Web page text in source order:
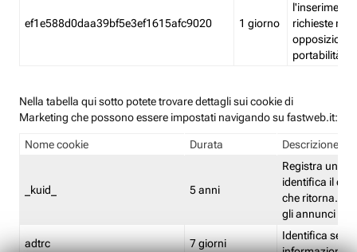
ef1e588d0daa39bf5e3ef1615afc9020 1 giorno
l'inserimento
richieste
opposizione
portabilità
Nella tabella qui sotto potete trovare dettagli sui cookie di
Marketing che possono essere impostati navigando su fastweb.it:
Nome cookie Durata Descrizione
_kuid_ 5 anni
Registra un ID
identifica il
che ritorna.
gli annunci
adtrc 7 giorni
Identifica se